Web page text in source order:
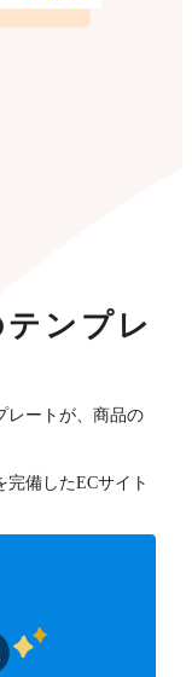
ンプレ
レートが、商品の
備したECサイト